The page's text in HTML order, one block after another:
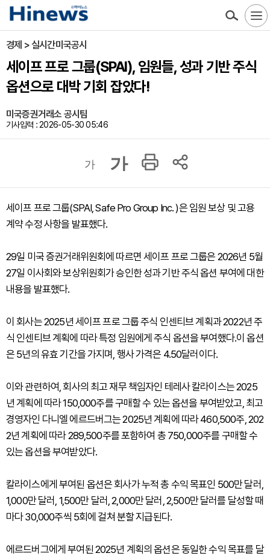
경제 > 실시간미국공시
세이프 프로 그룹(SPAI), 임원들, 성과 기반 주식
옵션으로 대박 기회 잡았다!
미국증권거래소 공시팀
기사입력 : 2026-05-30 05:46
가 가
세이프 프로 그룹(SPAI, Safe Pro Group Inc. )은 임원 보상 및 고용
계약 수정 사항을 발표했다.
29일 미국 증권거래위원회에 따르면 세이프 프로 그룹은 2026년 5월
27일 이사회와 보상위원회가 승인한 성과 기반 주식 옵션 부여에 대한
내용을 발표했다.
이 회사는 2025년 세이프 프로 그룹 주식 인센티브 계획과 2022년 주
식 인센티브 계획에 따라 특정 임원에게 주식 옵션을 부여했다.이 옵션
은 5년의 유효 기간을 가지며, 행사 가격은 4.50달러이다.
이와 관련하여, 회사의 최고 재무 책임자인 테레사 칼라이스는 2025
년 계획에 따라 150,000주를 구매할 수 있는 옵션을 부여받았고, 최고
경영자인 다니엘 에르드버그는 2025년 계획에 따라 460,500주, 202
2년 계획에 따라 289,500주를 포함하여 총 750,000주를 구매할 수
있는 옵션을 부여받았다.
칼라이스에게 부여된 옵션은 회사가 누적 총 수익 목표인 500만 달러,
1,000만 달러, 1,500만 달러, 2,000만 달러, 2,500만 달러를 달성할 때
마다 30,000주씩 5회에 걸쳐 분할 지급된다.
에르드버그에게 부여된 2025년 계획의 옵션은 동일한 수익 목표를 달